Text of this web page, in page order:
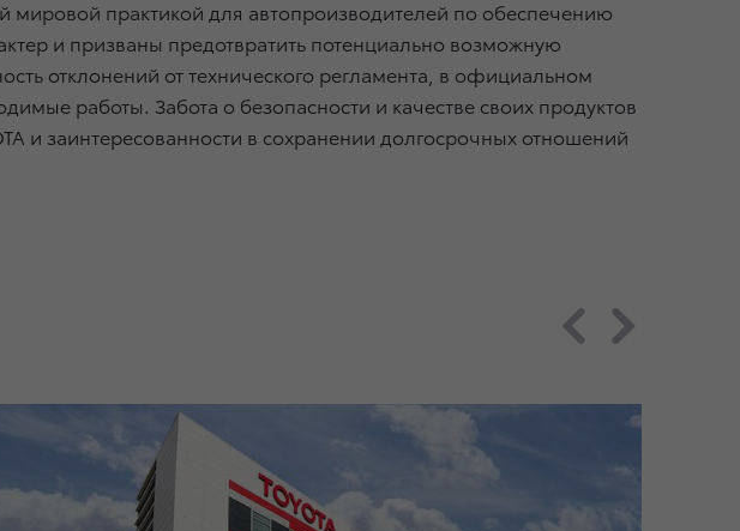
практикой для автопроизводителей по обеспечению
и призваны предотвратить потенциально возможную
отклонений от технического регламента, в официальном
работы. Забота о безопасности и качестве своих продуктов
и заинтересованности в сохранении долгосрочных отношений